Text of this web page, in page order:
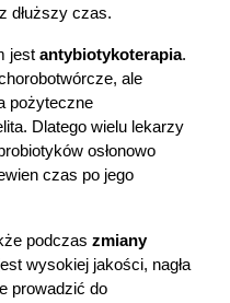
dłuższy czas.
jest antybiotykoterapia.
ale
pożyteczne
Dlatego wielu lekarzy
osłonowo
czas po jego
podczas zmiany
wysokiej jakości, nagła
prowadzić do